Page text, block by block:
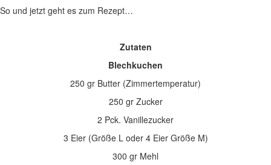
So und jetzt geht es zum Rezept…
Zutaten
Blechkuchen
250 gr Butter (Zimmertemperatur)
250 gr Zucker
2 Pck. Vanillezucker
3 Eier (Größe L oder 4 Eier Größe M)
300 gr Mehl